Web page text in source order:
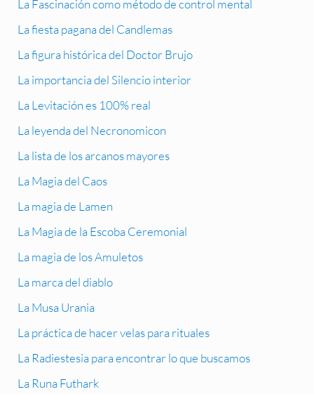
La Fascinación como método de control mental
La fiesta pagana del Candlemas
La figura histórica del Doctor Brujo
La importancia del Silencio interior
La Levitación es 100% real
La leyenda del Necronomicon
La lista de los arcanos mayores
La Magia del Caos
La magia de Lamen
La Magia de la Escoba Ceremonial
La magia de los Amuletos
La marca del diablo
La Musa Urania
La práctica de hacer velas para rituales
La Radiestesia para encontrar lo que buscamos
La Runa Futhark